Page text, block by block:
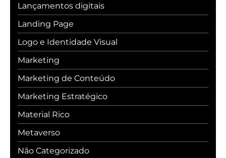
Lançamentos digitais
Landing Page
Logo e Identidade Visual
Marketing
Marketing de Conteúdo
Marketing Estratégico
Material Rico
Metaverso
Não Categorizado